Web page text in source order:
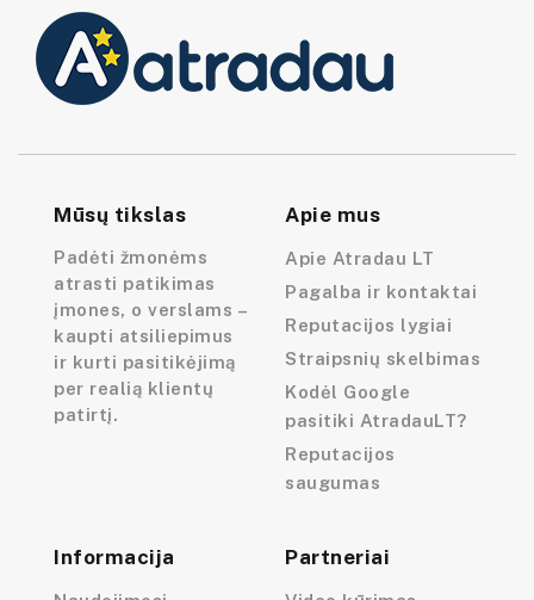
Mūsų tikslas
Padėti žmonėms
atrasti patikimas
įmones, o verslams –
kaupti atsiliepimus
ir kurti pasitikėjimą
per realią klientų
patirtį.
Apie mus
Apie Atradau LT
Pagalba ir kontaktai
Reputacijos lygiai
Straipsnių skelbimas
Kodėl Google
pasitiki AtradauLT?
Reputacijos
saugumas
Informacija Partneriai